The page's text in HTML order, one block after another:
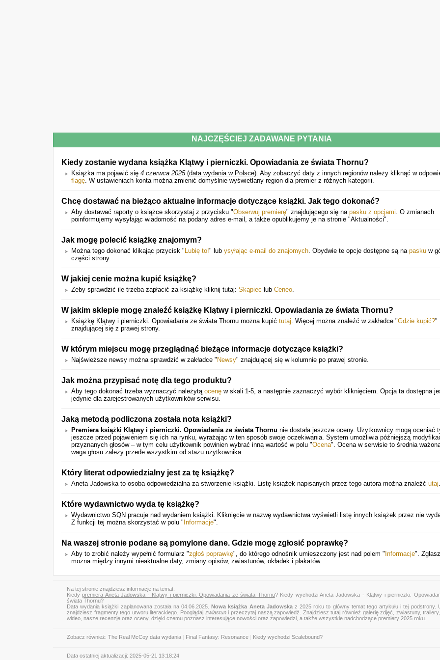
NAJCZĘŚCIEJ ZADAWANE PYTANIA
Kiedy zostanie wydana książka Klątwy i pierniczki. Opowiadania ze świata Thornu?
Książka ma pojawić się 4 czerwca 2025(data wydania w Polsce). Aby zobaczyć daty z innych regionów należy kliknąć w
flagę. W ustawieniach konta można zmienić domyślnie wyświetlany region dla premier z różnych kategorii.
Chcę dostawać na bieżąco aktualne informacje dotyczące książki. Jak tego dokonać?
Aby dostawać raporty o książce skorzystaj z przycisku "Obserwuj premierę" znajdującego się na pasku z opcjami. O zmianach
poinformujemy wysyłając wiadomość na podany adres e-mail, a także opublikujemy je na stronie "Aktualności".
Jak mogę polecić książkę znajomym?
Można tego dokonać klikając przycisk " Lubię to!" lub ysyłając e-mail do znajomych. Obydwie te opcje dostępne są na pasku w
części strony.
W jakiej cenie można kupić książkę?
Żeby sprawdzić ile trzeba zapłacić za książkę kliknij tutaj: Skąpiec lub Ceneo.
W jakim sklepie mogę znaleźć książkę Klątwy i pierniczki. Opowiadania ze świata Thornu?
Książkę Klątwy i pierniczki. Opowiadania ze świata Thornu można kupić tutaj. Więcej można znaleźć w zakładce "Gdzie kupić?"
znajdującej się z prawej strony.
W którym miejscu mogę przeglądnąć bieżące informacje dotyczące książki?
Najświeższe newsy można sprawdzić w zakładce " Newsy" znajdującej się w kolumnie po prawej stronie.
Jak można przypisać notę dla tego produktu?
Aby tego dokonać trzeba wyznaczyć należytą ocenę w skali 1-5, a następnie zaznaczyć wybór kliknięciem. Opcja ta dostępna
jedynie dla zarejestrowanych użytkowników serwisu.
Jaką metodą podliczona została nota książki?
Premiera książki Klątwy i pierniczki. Opowiadania ze świata Thornu nie dostała jeszcze oceny. Użytkownicy mogą oceniać
jeszcze przed pojawieniem się ich na rynku, wyrażając w ten sposób swoje oczekiwania. System umożliwia późniejszą
przyznanych głosów – w tym celu użytkownik powinien wybrać inną wartość w polu "Ocena". Ocena w serwisie to średnia
waga głosu zależy przede wszystkim od stażu użytkownika.
Który literat odpowiedzialny jest za tę książkę?
Aneta Jadowska to osoba odpowiedzialna za stworzenie książki. Listę książek napisanych przez tego autora można znaleźć utaj.
Które wydawnictwo wyda tę książkę?
Wydawnictwo SQN pracuje nad wydaniem książki. Kliknięcie w nazwę wydawnictwa wyświetli listę innych książek przez nie
Z funkcji tej można skorzystać w polu " Informacje".
Na waszej stronie podane są pomylone dane. Gdzie mogę zgłosić poprawkę?
Aby to zrobić należy wypełnić formularz "zgłoś poprawkę", do którego odnośnik umieszczony jest nad polem " Informacje".
można między innymi nieaktualne daty, zmiany opisów, zwiastunów, okładek i plakatów.
Na tej stronie znajdziesz informacje na temat:
Kiedypremiera Aneta Jadowska - Klątwy i pierniczki. Opowiadania ze świata Thornu? Kiedy wychodzi Aneta Jadowska - Klątwy i pierniczki.
świata Thornu?
Data wydania książki zaplanowana została na 04.06.2025.Nowa książka Aneta Jadowskaz 2025 roku to główny temat tego artykułu i tej podstrony.
znajdziesz fragmenty tego utworu literackiego. Pooglądaj zwiastuni przeczytaj naszą zapowiedź. Znajdziesz tutaj również galerię zdjęć, zwiastuny,
wideo, nasze recenzje oraz oceny, dzięki czemu poznasz interesujące nowości oraz zapowiedzi, a także wszystkie nadchodzące premiery 2025 roku.
Zobacz również: The Real McCoy data wydania Final Fantasy: Resonance Kiedy wychodzi Scalebound?
Data ostatniej aktualizacji: 2025-05-21 13:18:24